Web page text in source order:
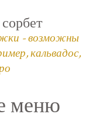
- возможны
кальвадос,
меню